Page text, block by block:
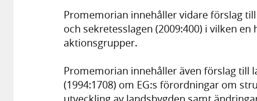
Promemorian innehåller vidare förslag
och sekretesslagen (2009:400) i vilken
aktionsgrupper.
Promemorian innehåller även förslag till
(1994:1708) om EG:s förordningar om